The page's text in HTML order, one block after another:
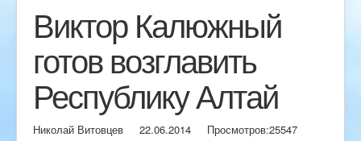
Виктор Калюжный
готов возглавить
Республику Алтай
Николай Витовцев 22.06.2014 Просмотров:25547